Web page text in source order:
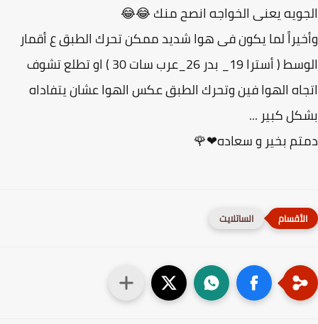
يعنى الخواجه انصح منك 😂😂
لما يكون فى هوا شديد ممكن تحرك الطبق ع أقمار
الوسط ( أسترا 19_ بدر 26_عرب سات 30 ) او تطلع تشوف
الهوا فين وتحرك الطبق عكس الهوا عشان يتفاداه
كبير ...
بخير و سعاده❤🌹
الساتلايت